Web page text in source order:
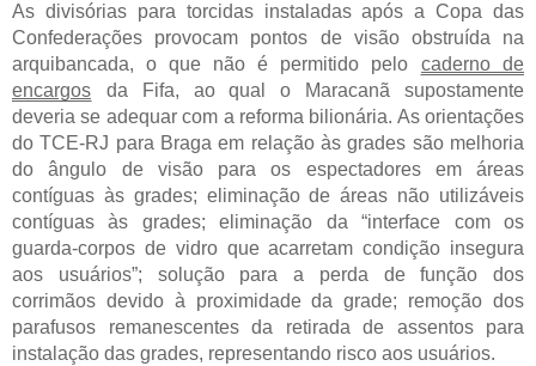
As divisórias para torcidas instaladas após a Copa das
Confederações provocam pontos de visão obstruída na
arquibancada, o que não é permitido pelo caderno de
encargos da Fifa, ao qual o Maracanã supostamente
deveria se adequar com a reforma bilionária. As orientações
do TCE-RJ para Braga em relação às grades são melhoria
do ângulo de visão para os espectadores em áreas
contíguas às grades; eliminação de áreas não utilizáveis
contíguas às grades; eliminação da “interface com os
guarda-corpos de vidro que acarretam condição insegura
aos usuários”; solução para a perda de função dos
corrimãos devido à proximidade da grade; remoção dos
parafusos remanescentes da retirada de assentos para
instalação das grades, representando risco aos usuários.